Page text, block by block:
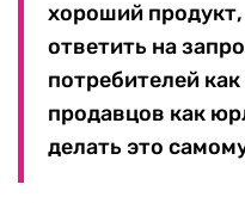
хороший
ответить на
потребителей
продавцов как
делать это